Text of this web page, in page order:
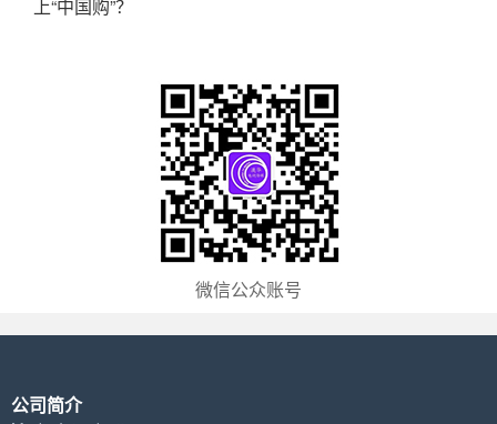
上“中国购”？
微信公众账号
公司简介